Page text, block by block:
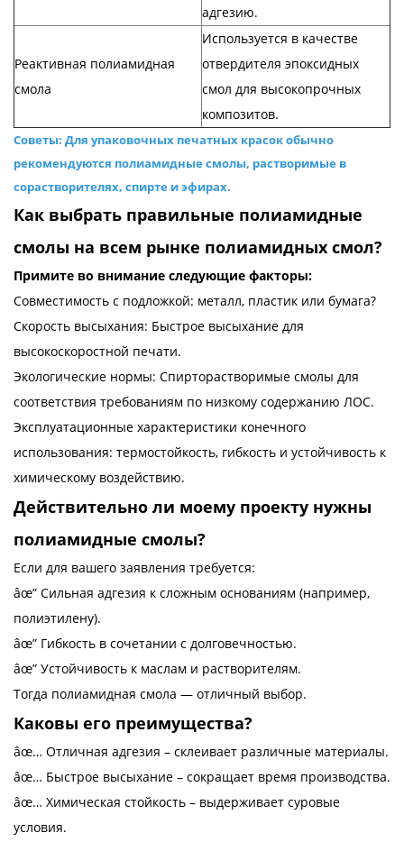
адгезию.
Реактивная полиамидная
смола
Используется в качестве
отвердителя эпоксидных
смол для высокопрочных
композитов.
Советы: Для упаковочных печатных красок обычно
рекомендуются полиамидные смолы, растворимые в
сорастворителях, спирте и эфирах.
Как выбрать правильные полиамидные
смолы на всем рынке полиамидных смол?
Примите во внимание следующие факторы:
Совместимость с подложкой: металл, пластик или бумага?
Скорость высыхания: Быстрое высыхание для
высокоскоростной печати.
Экологические нормы: Спирторастворимые смолы для
соответствия требованиям по низкому содержанию ЛОС.
Эксплуатационные характеристики конечного
использования: термостойкость, гибкость и устойчивость к
химическому воздействию.
Действительно ли моему проекту нужны
полиамидные смолы?
Если для вашего заявления требуется:
âœ” Сильная адгезия к сложным основаниям (например,
полиэтилену).
âœ” Гибкость в сочетании с долговечностью.
âœ” Устойчивость к маслам и растворителям.
Тогда полиамидная смола — отличный выбор.
Каковы его преимущества?
âœ… Отличная адгезия – склеивает различные материалы.
âœ… Быстрое высыхание – сокращает время производства.
âœ… Химическая стойкость – выдерживает суровые
условия.